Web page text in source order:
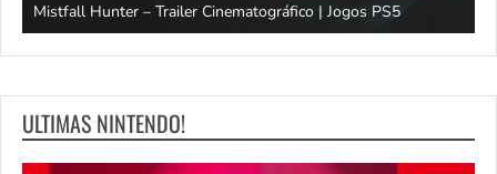
Mistfall Hunter – Trailer Cinematográfico | Jogos PS5
ULTIMAS NINTENDO!